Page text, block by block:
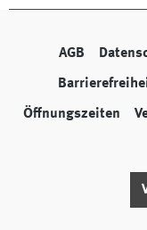
AGB
Öffnungszeiten